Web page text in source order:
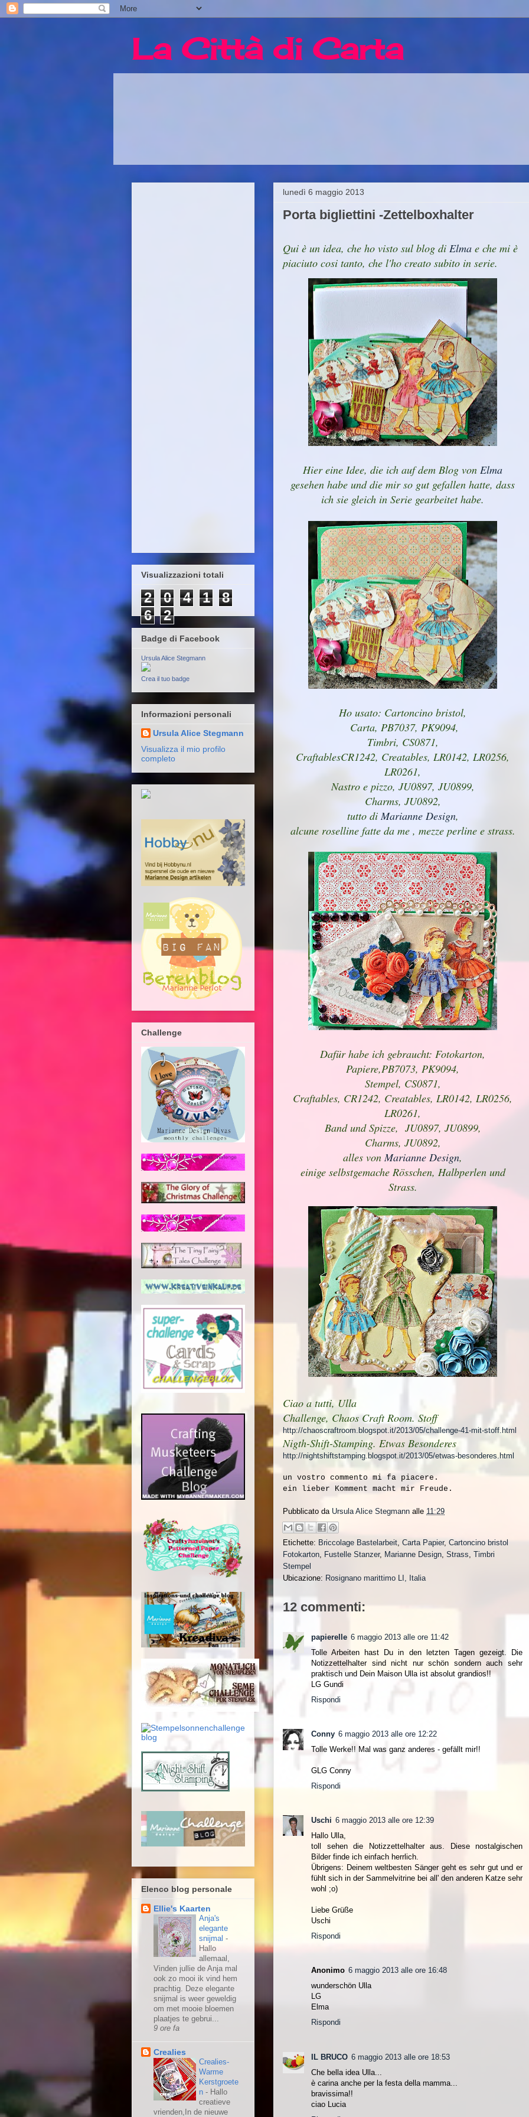
La Città di Carta
lunedì 6 maggio 2013
Porta bigliettini -Zettelboxhalter
Qui è un idea, che ho visto sul blog di Elma e che mi è
piaciuto cosi tanto, che l'ho creato subito in serie.
Hier eine Idee, die ich auf dem Blog von Elma
gesehen habe und die mir so gut gefallen hatte, dass
ich sie gleich in Serie gearbeitet habe.
Ho usato: Cartoncino bristol,
Carta, PB7037, PK9094,
Timbri, CS0871,
CraftablesCR1242, Creatables, LR0142, LR0256,
LR0261,
Nastro e pizzo, JU0897, JU0899,
Charms, JU0892,
tutto di Marianne Design,
alcune roselline fatte da me , mezze perline e strass.
Dafür habe ich gebraucht: Fotokarton,
Papiere,PB7073, PK9094,
Stempel, CS0871,
Craftables, CR1242, Creatables, LR0142, LR0256,
LR0261,
Band und Spizze, JU0897, JU0899,
Charms, JU0892,
alles vonMarianne Design,
einige selbstgemache Rösschen, Halbperlen und
Strass.
Ciao a tutti, Ulla
Challenge, Chaos Craft Room. Stoff
http://chaoscraftroom.blogspot.it/2013/05/challenge-41-mit-stoff.html
Nigth-Shift-Stamping. Etwas Besonderes
http://nightshiftstamping.blogspot.it/2013/05/etwas-besonderes.html
un vostro commento mi fa piacere.
ein lieber Komment macht mir Freude.
Pubblicato da Ursula Alice Stegmann alle 11:29
Etichette: Briccolage Bastelarbeit Carta Papier, Cartoncino bristol
Fotokarton Fustelle Stanzer, Marianne Design Strass Timbri
Stempel
Ubicazione: Rosignano marittimo LI, Italia
12 commenti:
papierelle 6 maggio 2013 alle ore 11:42
Tolle Arbeiten hast Du in den letzten Tagen gezeigt. Die
Notizzettelhalter sind nicht nur schön sondern auch sehr
praktisch und Dein Maison Ulla ist absolut grandios!!
LG Gundi
Rispondi
Conny 6 maggio 2013 alle ore 12:22
Tolle Werke!! Mal was ganz anderes - gefällt mir!!
GLG Conny
Rispondi
Uschi 6 maggio 2013 alle ore 12:39
Hallo Ulla,
toll sehen die Notizzettelhalter aus. Diese nostalgischen
Bilder finde ich einfach herrlich.
Übrigens: Deinem weltbesten Sänger geht es sehr gut und er
fühlt sich in der Sammelvitrine bei all' den anderen Katze sehr
wohl ;o)
Liebe Grüße
Uschi
Rispondi
Anonimo 6 maggio 2013 alle ore 16:48
wunderschön Ulla
LG
Elma
Rispondi
IL BRUCO 6 maggio 2013 alle ore 18:53
Che bella idea Ulla...
è carina anche per la festa della mamma...
bravissima!!
ciao Lucia
Visualizzazioni totali
2 0 4 1
8
6
2
Badge di Facebook
Ursula Alice Stegmann
Crea il tuo badge
Informazioni personali
Ursula Alice Stegmann
Visualizza il mio profilo
completo
Challenge
Elenco blog personale
Ellie's Kaarten
Anja's
elegante
snijmal -
Hallo
allemaal,
Vinden jullie de Anja mal
ook zo mooi ik vind hem
prachtig. Deze elegante
snijmal is weer geweldig
om met mooie bloemen
plaatjes te gebrui...
9 ore fa
Crealies
Crealies-
Warme
Kerstgroete
n - Hallo
creatieve
vrienden,In de nieuwe